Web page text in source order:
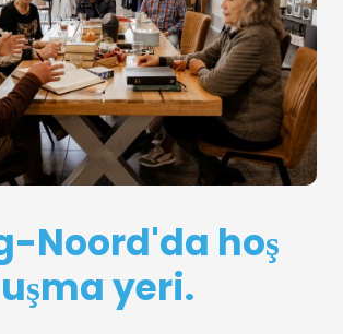
Noord'da hoş
yeri.